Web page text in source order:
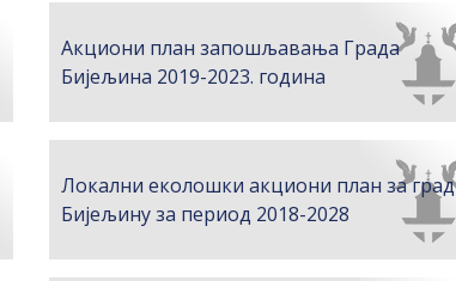
Акциони план запошљавања Града
Бијељина 2019-2023. година
Локални еколошки акциони план за град
Бијељину за период 2018-2028